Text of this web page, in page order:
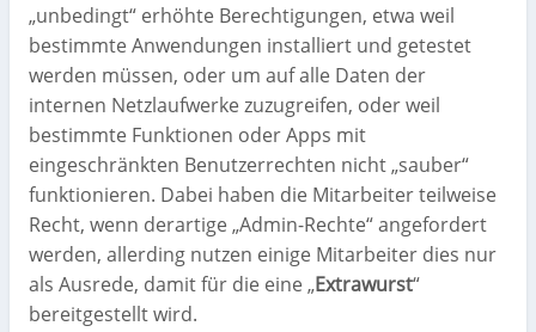
„unbedingt“ erhöhte Berechtigungen, etwa weil
bestimmte Anwendungen installiert und getestet
werden müssen, oder um auf alle Daten der
internen Netzlaufwerke zuzugreifen, oder weil
bestimmte Funktionen oder Apps mit
eingeschränkten Benutzerrechten nicht „sauber“
funktionieren. Dabei haben die Mitarbeiter teilweise
Recht, wenn derartige „Admin-Rechte“ angefordert
werden, allerding nutzen einige Mitarbeiter dies nur
als Ausrede, damit für die eine „Extrawurst“
bereitgestellt wird.